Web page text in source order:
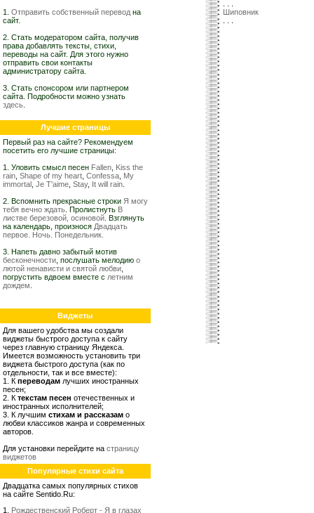
1. Отправить собственный перевод на
сайт.
2. Стать модератором сайта, получив
права добавлять тексты, стихи,
переводы на сайт. Для этого нужно
отправить свои контакты
администратору сайта.
3. Стать спонсором или партнером
сайта. Подробности можно узнать
здесь
Лучшие страницы
Первый раз на сайте? Рекомендуем
посетить его лучшие страницы:
1. Уловить смысл песен Fallen Kiss the
rain Shape of my heart Confessa My
immortal Je T'aime Stay, It will rain
2. Вспомнить прекрасные строки Я могу
тебя вечно ждать . Пролистнуть В
листве березовой, осиновой . Взглянуть
на календарь, произнося Двадцать
первое. Ночь. Понедельник.
3. Напеть давно забытый мотив
бесконечности , послушать мелодию о
лютой ненависти и святой любви
погрустить вдвоем вместе с летним
дождем
Виджеты
Для вашего удобства мы создали
виджеты быстрого доступа к сайту
через главную страницу Яндекса.
Имеется возможность установить три
виджета быстрого доступа (как по
отдельности, так и все вместе):
1. К переводам лучших иностранных
песен;
2. К текстам песен отечественных и
иностранных исполнителей;
3. К лучшим стихам и рассказам о
любви классиков жанра и современных
авторов.
Для установки перейдите на страницу
виджетов
Популярные стихи сайта
Двадцатка самых популярных стихов
на сайте Sentido.Ru:
1. Рождественский Роберт - Я в глазах
Шиповник